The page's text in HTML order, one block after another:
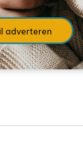
adverteren